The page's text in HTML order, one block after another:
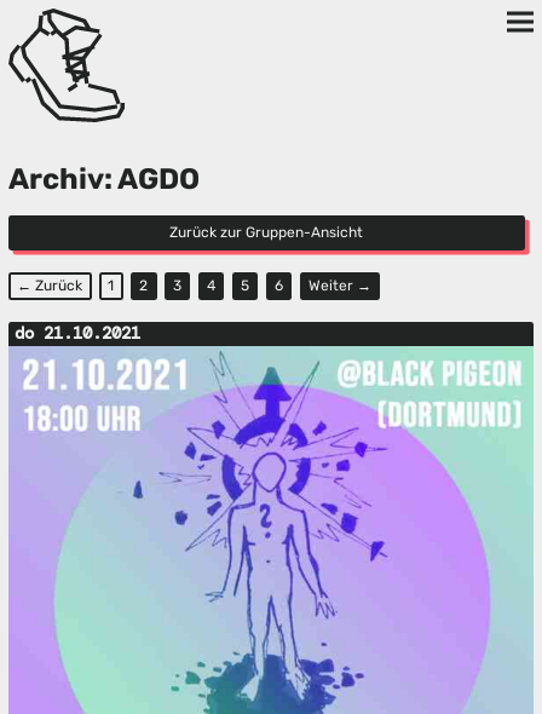
Archiv: AGDO
Zurück zur Gruppen-Ansicht
← Zurück 1 2 3 4 5 6 Weiter →
do 21.10.2021